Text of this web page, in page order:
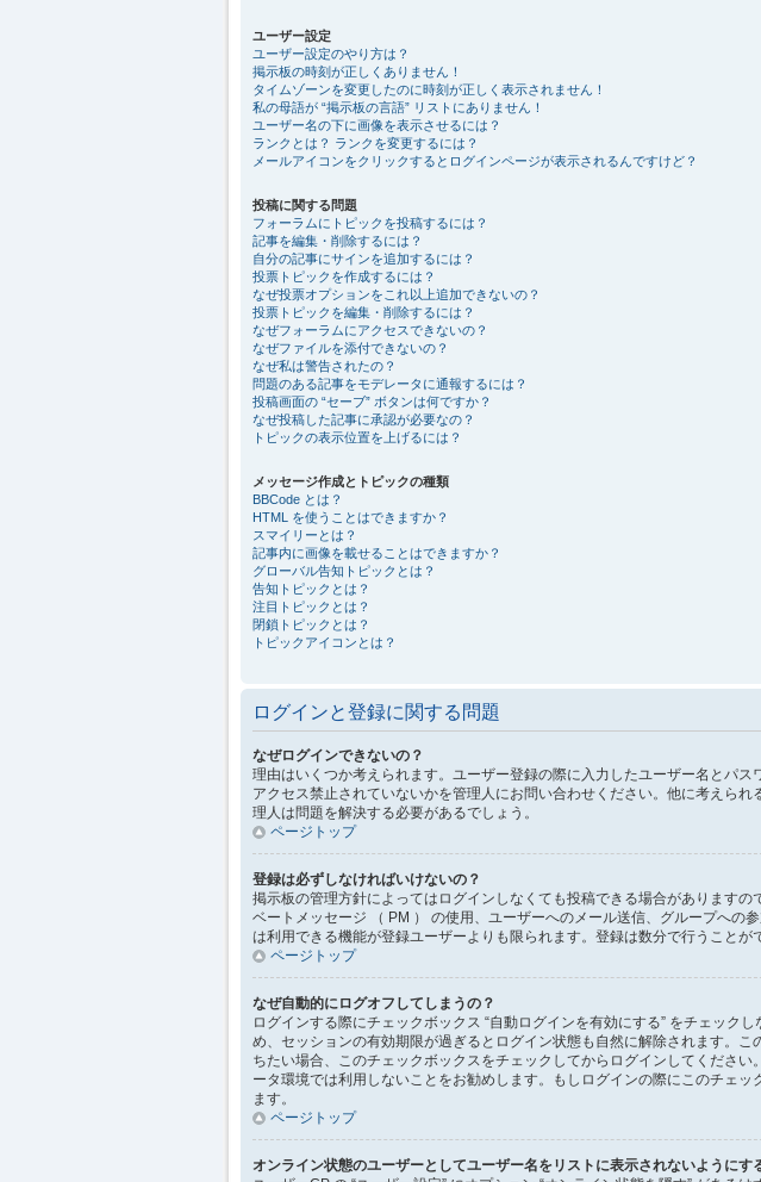
ユーザー設定
ユーザー設定のやり方は？
掲示板の時刻が正しくありません！
タイムゾーンを変更したのに時刻が正しく表示されません！
私の母語が “掲示板の言語” リストにありません！
ユーザー名の下に画像を表示させるには？
ランクとは？ ランクを変更するには？
メールアイコンをクリックするとログインページが表示されるんですけど？
投稿に関する問題
フォーラムにトピックを投稿するには？
記事を編集・削除するには？
自分の記事にサインを追加するには？
投票トピックを作成するには？
なぜ投票オプションをこれ以上追加できないの？
投票トピックを編集・削除するには？
なぜフォーラムにアクセスできないの？
なぜファイルを添付できないの？
なぜ私は警告されたの？
問題のある記事をモデレータに通報するには？
投稿画面の “セーブ” ボタンは何ですか？
なぜ投稿した記事に承認が必要なの？
トピックの表示位置を上げるには？
メッセージ作成とトピックの種類
BBCode とは？
HTML を使うことはできますか？
スマイリーとは？
記事内に画像を載せることはできますか？
グローバル告知トピックとは？
告知トピックとは？
注目トピックとは？
閉鎖トピックとは？
トピックアイコンとは？
ログインと登録に関する問題
なぜログインできないの？
理由はいくつか考えられます。ユーザー登録の際に入力したユーザー名とパ
アクセス禁止されていないかを管理人にお問い合わせください。他に考えら
理人は問題を解決する必要があるでしょう。
ページトップ
登録は必ずしなければいけないの？
掲示板の管理方針によってはログインしなくても投稿できる場合があります
ベートメッセージ （ PM ） の使用、ユーザーへのメール送信、グループへの
は利用できる機能が登録ユーザーよりも限られます。登録は数分で行うこと
ページトップ
なぜ自動的にログオフしてしまうの？
ログインする際にチェックボックス “自動ログインを有効にする” をチェック
め、セッションの有効期限が過ぎるとログイン状態も自然に解除されます。
ちたい場合、このチェックボックスをチェックしてからログインしてくださ
ータ環境では利用しないことをお勧めします。もしログインの際にこのチェ
ます。
ページトップ
オンライン状態のユーザーとしてユーザー名をリストに表示されないようにす